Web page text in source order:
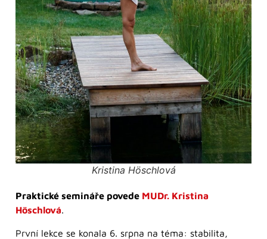
Kristina Höschlová
Praktické semináře povede MUDr. Kristina
Höschlová.
První lekce se konala 6. srpna na téma: stabilita,